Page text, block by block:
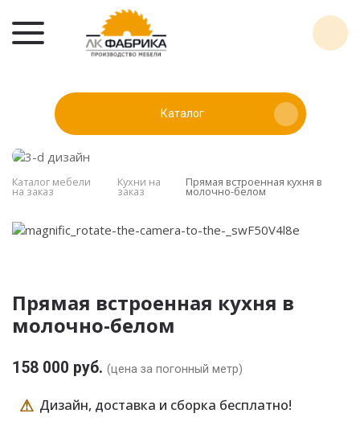
Каталог
Каталог мебели
на заказ
Кухни на
заказ
Прямая встроенная кухня в
молочно-белом
Прямая встроенная кухня в
молочно-белом
158 000 руб. (цена за погонный метр)
⚠ Дизайн, доставка и сборка бесплатно!